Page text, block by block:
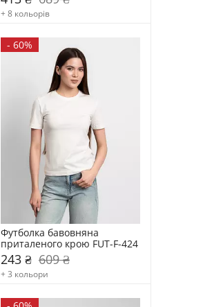
+ 8 кольорів
- 60%
Футболка бавовняна
приталеного крою FUT-F-424
243 ₴ 609 ₴
+ 3 кольори